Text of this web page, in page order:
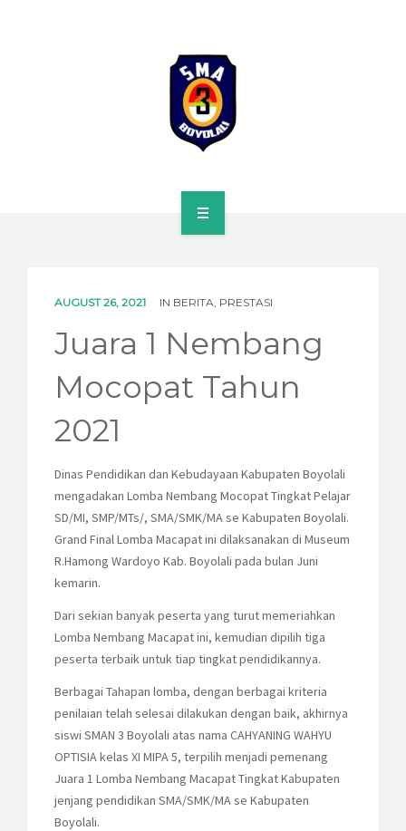
HUMAS
ALUMNI
AUGUST 26, 2021 IN BERITA PRESTASI
Juara 1 Nembang
Mocopat Tahun
2021
Dinas Pendidikan dan Kebudayaan Kabupaten Boyolali
mengadakan Lomba Nembang Mocopat Tingkat Pelajar
SD/MI, SMP/MTs/, SMA/SMK/MA se Kabupaten Boyolali.
Grand Final Lomba Macapat ini dilaksanakan di Museum
R.Hamong Wardoyo Kab. Boyolali pada bulan Juni
kemarin.
Dari sekian banyak peserta yang turut memeriahkan
Lomba Nembang Macapat ini, kemudian dipilih tiga
peserta terbaik untuk tiap tingkat pendidikannya.
Berbagai Tahapan lomba, dengan berbagai kriteria
penilaian telah selesai dilakukan dengan baik, akhirnya
siswi SMAN 3 Boyolali atas nama CAHYANING WAHYU
OPTISIA kelas XI MIPA 5, terpilih menjadi pemenang
Juara 1 Lomba Nembang Macapat Tingkat Kabupaten
jenjang pendidikan SMA/SMK/MA se Kabupaten
Boyolali.